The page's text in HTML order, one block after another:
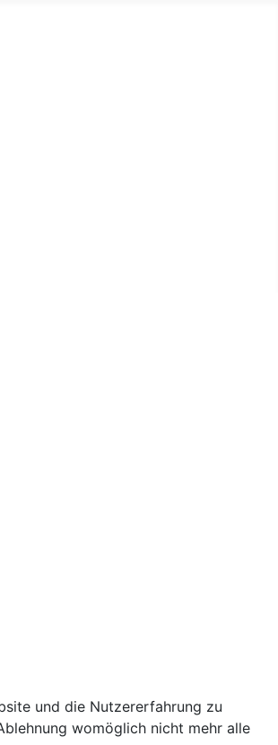
und die Nutzererfahrung zu
womöglich nicht mehr alle